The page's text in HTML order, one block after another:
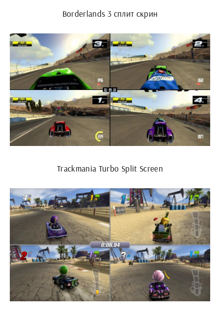
Borderlands 3 сплит скрин
Trackmania Turbo Split Screen